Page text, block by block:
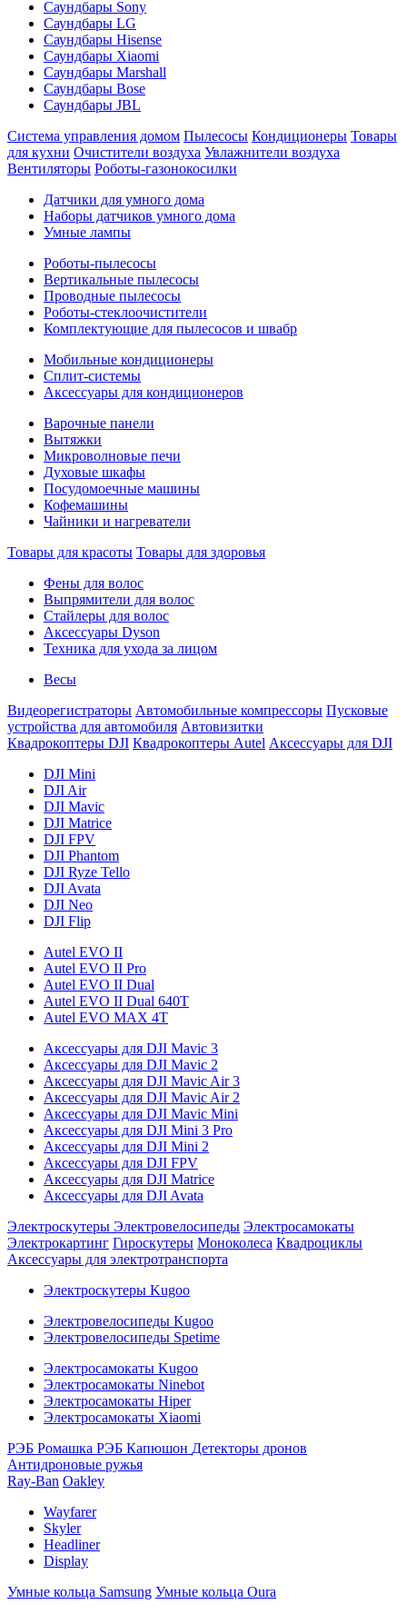
Саундбары Sony
Саундбары LG
Саундбары Hisense
Саундбары Xiaomi
Саундбары Marshall
Саундбары Bose
Саундбары JBL
Система управления домом Пылесосы Кондиционеры Товары
для кухни Очистители воздуха Увлажнители воздуха
Вентиляторы Роботы-газонокосилки
Датчики для умного дома
Наборы датчиков умного дома
Умные лампы
Роботы-пылесосы
Вертикальные пылесосы
Проводные пылесосы
Роботы-стеклоочистители
Комплектующие для пылесосов и швабр
Мобильные кондиционеры
Сплит-системы
Аксессуары для кондиционеров
Варочные панели
Вытяжки
Микроволновые печи
Духовые шкафы
Посудомоечные машины
Кофемашины
Чайники и нагреватели
Товары для красоты Товары для здоровья
Фены для волос
Выпрямители для волос
Стайлеры для волос
Аксессуары Dyson
Техника для ухода за лицом
Весы
Видеорегистраторы Автомобильные компрессоры Пусковые
устройства для автомобиля Автовизитки
Квадрокоптеры DJI Квадрокоптеры Autel Аксессуары для DJI
DJI Mini
DJI Air
DJI Mavic
DJI Matrice
DJI FPV
DJI Phantom
DJI Ryze Tello
DJI Avata
DJI Neo
DJI Flip
Autel EVO II
Autel EVO II Pro
Autel EVO II Dual
Autel EVO II Dual 640T
Autel EVO MAX 4T
Аксессуары для DJI Mavic 3
Аксессуары для DJI Mavic 2
Аксессуары для DJI Mavic Air 3
Аксессуары для DJI Mavic Air 2
Аксессуары для DJI Mavic Mini
Аксессуары для DJI Mini 3 Pro
Аксессуары для DJI Mini 2
Аксессуары для DJI FPV
Аксессуары для DJI Matrice
Аксессуары для DJI Avata
Электроскутеры Электровелосипеды Электросамокаты
Электрокартинг Гироскутеры Моноколеса Квадроциклы
Аксессуары для электротранспорта
Электроскутеры Kugoo
Электровелосипеды Kugoo
Электровелосипеды Spetime
Электросамокаты Kugoo
Электросамокаты Ninebot
Электросамокаты Hiper
Электросамокаты Xiaomi
РЭБ Ромашка РЭБ Капюшон Детекторы дронов
Антидроновые ружья
Ray-Ban Oakley
Wayfarer
Skyler
Headliner
Display
Умные кольца Samsung Умные кольца Oura